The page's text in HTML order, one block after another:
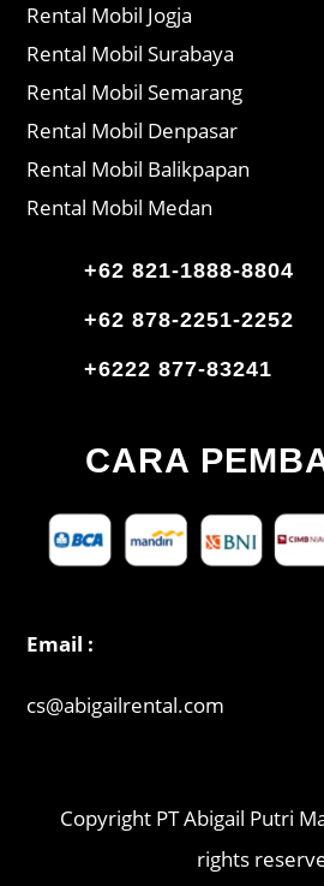
Rental Mobil Jogja
Rental Mobil Surabaya
Rental Mobil Semarang
Rental Mobil Denpasar
Rental Mobil Balikpapan
Rental Mobil Medan
+62 821-1888-8804
+62 878-2251-2252
+6222 877-83241
CARA
Email :
cs@abigailrental.com
Copyright PT Abigail Putri
rights